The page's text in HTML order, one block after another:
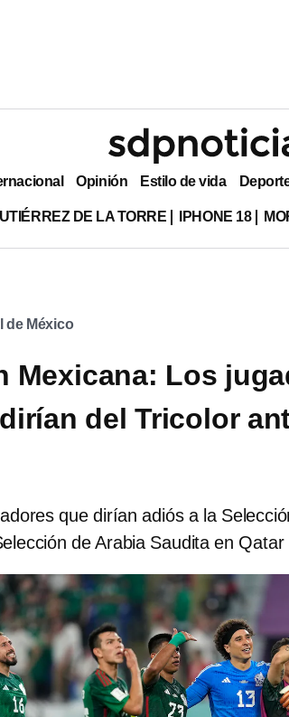
Opinión Estilo de vida
DE LA TORRE IPHONE 18
de México
Mexicana: Los
del Tricolor
que dirían adiós a la
de Arabia Saudita en Qatar